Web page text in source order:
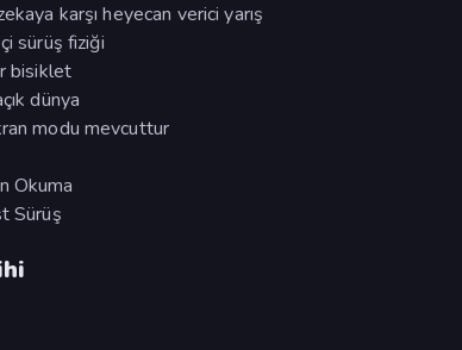
karşı heyecan verici yarış
sürüş fiziği
bisiklet
dünya
modu mevcuttur
Okuma
Sürüş